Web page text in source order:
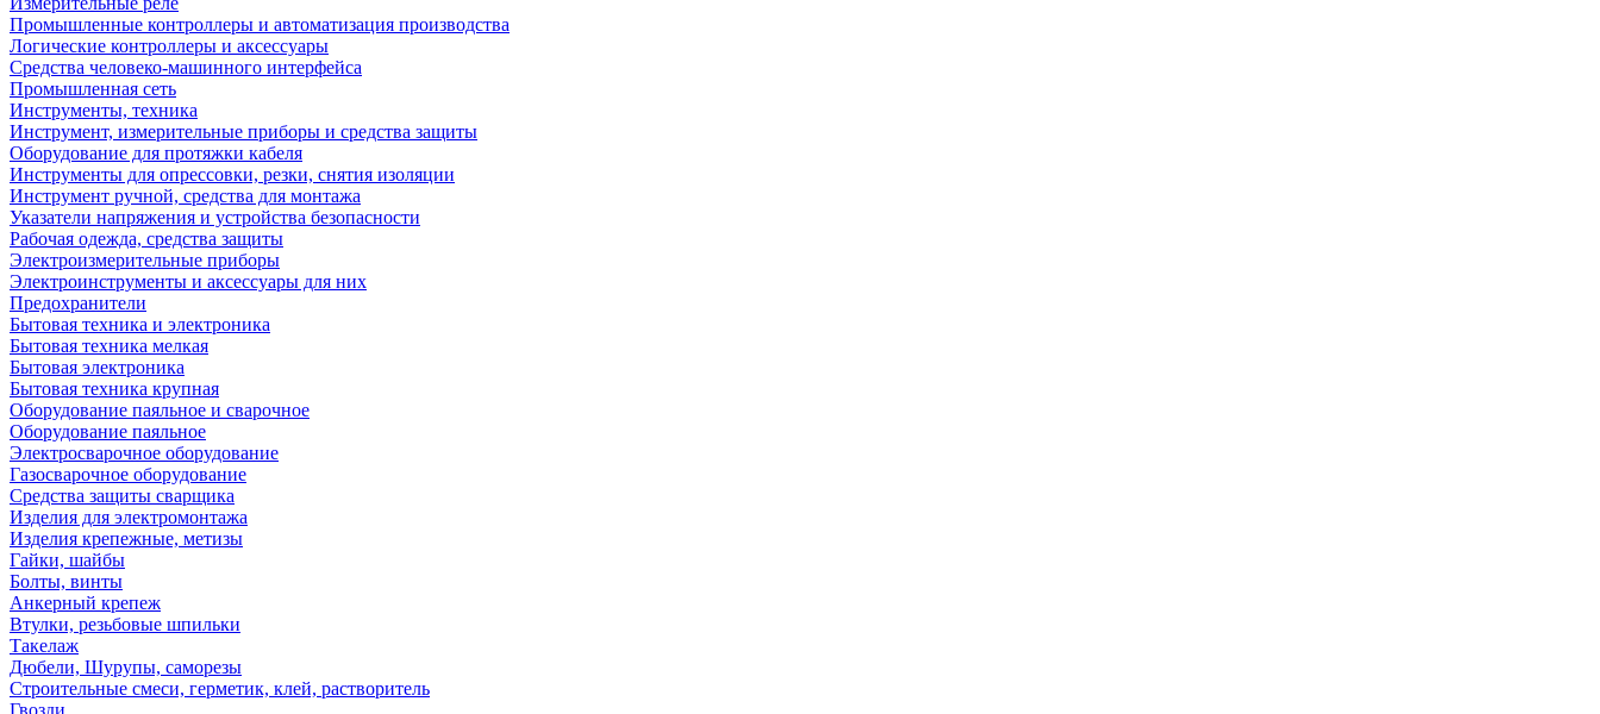
Промышленные контроллеры и автоматизация производства
Логические контроллеры и аксессуары
Средства человеко-машинного интерфейса
Промышленная сеть
Инструменты, техника
Инструмент, измерительные приборы и средства защиты
Оборудование для протяжки кабеля
Инструменты для опрессовки, резки, снятия изоляции
Инструмент ручной, средства для монтажа
Указатели напряжения и устройства безопасности
Рабочая одежда, средства защиты
Электроизмерительные приборы
Электроинструменты и аксессуары для них
Предохранители
Бытовая техника и электроника
Бытовая техника мелкая
Бытовая электроника
Бытовая техника крупная
Оборудование паяльное и сварочное
Оборудование паяльное
Электросварочное оборудование
Газосварочное оборудование
Средства защиты сварщика
Изделия для электромонтажа
Изделия крепежные, метизы
Гайки, шайбы
Болты, винты
Анкерный крепеж
Втулки, резьбовые шпильки
Такелаж
Дюбели, Шурупы, саморезы
Строительные смеси, герметик, клей, растворитель
Гвозди